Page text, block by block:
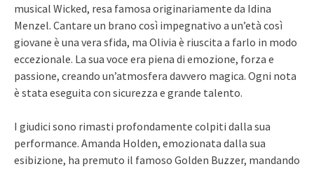
musical Wicked, resa famosa originariamente da Idina
Menzel. Cantare un brano così impegnativo a un’età così
giovane è una vera sfida, ma Olivia è riuscita a farlo in modo
eccezionale. La sua voce era piena di emozione, forza e
passione, creando un’atmosfera davvero magica. Ogni nota
è stata eseguita con sicurezza e grande talento.
I giudici sono rimasti profondamente colpiti dalla sua
performance. Amanda Holden, emozionata dalla sua
esibizione, ha premuto il famoso Golden Buzzer, mandando